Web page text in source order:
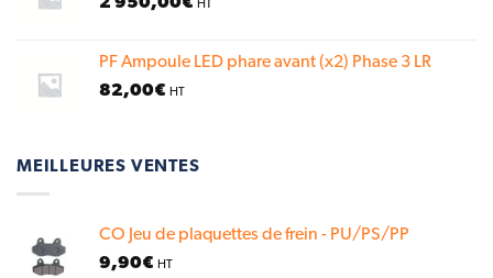
HT
PF Ampoule LED phare avant (x2) Phase 3 LR
82,00€ HT
MEILLEURES VENTES
CO Jeu de plaquettes de frein - PU/PS/PP
9,90€ HT